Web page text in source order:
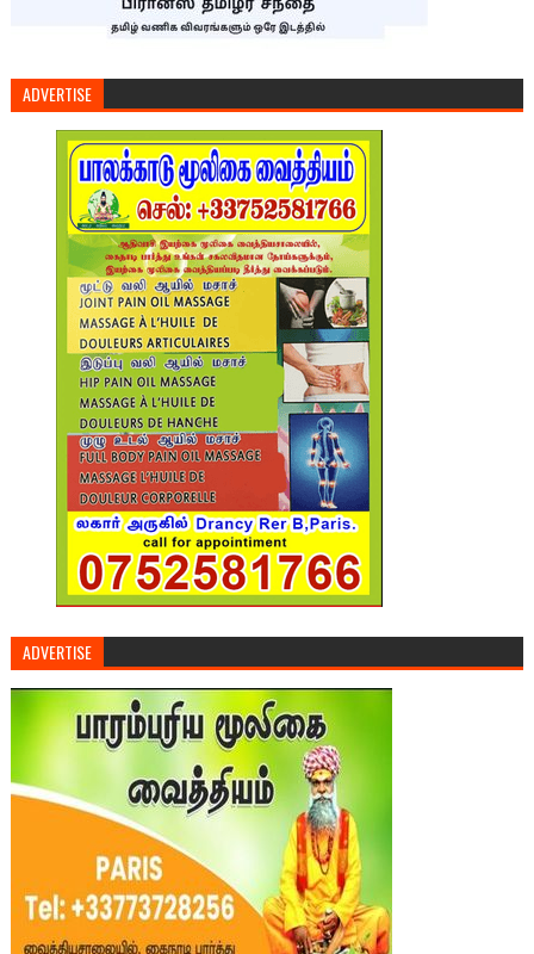
ADVERTISE
ADVERTISE